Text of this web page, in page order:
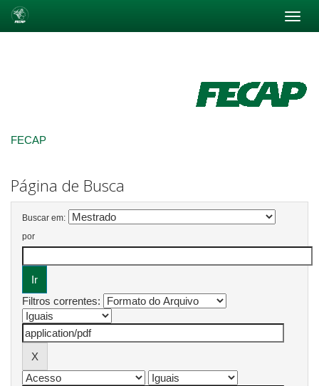
FECAP
Página de Busca
Buscar em:
por
Filtros correntes: